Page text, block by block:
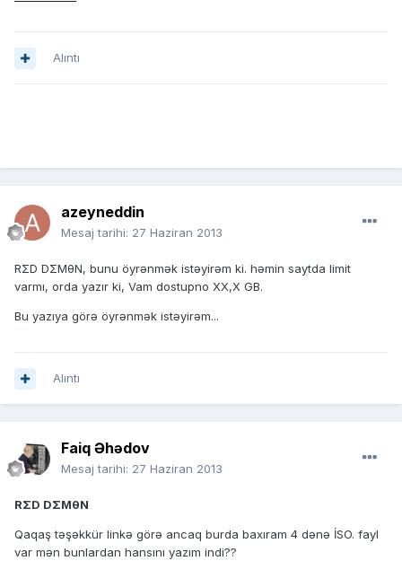
Alıntı
azeyneddin
Mesaj tarihi: 27 Haziran 2013
RΣD DΣMθN, bunu öyrənmək istəyirəm ki. həmin saytda limit
varmı, orda yazır ki, Vam dostupno XX,X GB.
Bu yazıya görə öyrənmək istəyirəm...
Alıntı
Faiq Əhədov
Mesaj tarihi: 27 Haziran 2013
RΣD DΣMθN
Qaqaş təşəkkür linkə görə ancaq burda baxıram 4 dənə İSO. fayl
var mən bunlardan hansını yazım indi??